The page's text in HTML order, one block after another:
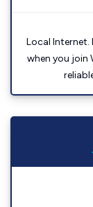
Local Internet.
when you join